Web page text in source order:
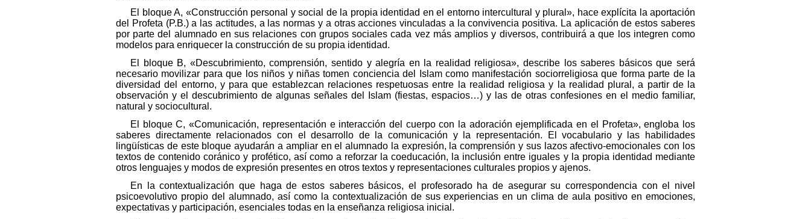
El bloque A, «Construcción personal y social de la propia identidad en el entorno intercultural y plural», hace explícita la aportación
del Profeta (P.B.) a las actitudes, a las normas y a otras acciones vinculadas a la convivencia positiva. La aplicación de estos saberes
por parte del alumnado en sus relaciones con grupos sociales cada vez más amplios y diversos, contribuirá a que los integren como
modelos para enriquecer la construcción de su propia identidad.
El bloque B, «Descubrimiento, comprensión, sentido y alegría en la realidad religiosa», describe los saberes básicos que será
necesario movilizar para que los niños y niñas tomen conciencia del Islam como manifestación sociorreligiosa que forma parte de la
diversidad del entorno, y para que establezcan relaciones respetuosas entre la realidad religiosa y la realidad plural, a partir de la
observación y el descubrimiento de algunas señales del Islam (fiestas, espacios…) y las de otras confesiones en el medio familiar,
natural y sociocultural.
El bloque C, «Comunicación, representación e interacción del cuerpo con la adoración ejemplificada en el Profeta», engloba los
saberes directamente relacionados con el desarrollo de la comunicación y la representación. El vocabulario y las habilidades
lingüísticas de este bloque ayudarán a ampliar en el alumnado la expresión, la comprensión y sus lazos afectivo-emocionales con los
textos de contenido coránico y profético, así como a reforzar la coeducación, la inclusión entre iguales y la propia identidad mediante
otros lenguajes y modos de expresión presentes en otros textos y representaciones culturales propios y ajenos.
En la contextualización que haga de estos saberes básicos, el profesorado ha de asegurar su correspondencia con el nivel
psicoevolutivo propio del alumnado, así como la contextualización de sus experiencias en un clima de aula positivo en emociones,
expectativas y participación, esenciales todas en la enseñanza religiosa inicial.